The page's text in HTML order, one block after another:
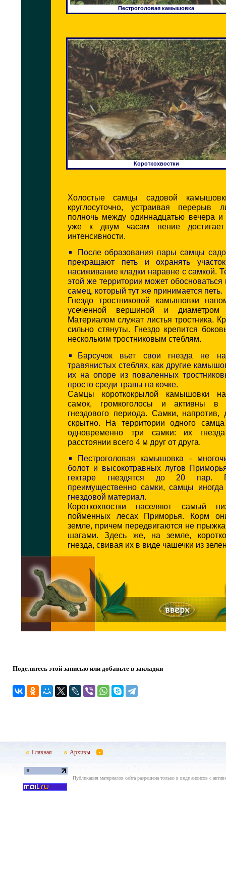
Пестроголовая камышовка
Короткохвостки
Холостые самцы садовой
круглосуточно, устраивая перерыв
полночь между одиннадцатью вечера
уже к двум часам пение достигает
интенсивности.
После образования пары самцы
прекращают петь и охранять
насиживание кладки наравне с самкой.
этой же территории может
самец, который тут же принимается петь.
Гнездо тростниковой камышовки
усеченной вершиной и
Материалом служат листья тростника.
сильно стянуты. Гнездо крепится
нескольким тростниковым стеблям.
Барсучок вьет свои гнезда не на
травянистых стеблях, как другие
их на опоре из поваленных
просто среди травы на кочке.
Самцы короткокрылой камышовки
самок, громкоголосы и активны в
гнездового периода. Самки, напротив,
скрытно. На территории одного
одновременно три самки: их
расстоянии всего 4 м друг от друга.
Пестроголовая камышовка -
болот и высокотравных лугов
гектаре гнездятся до 20 пар.
преимущественно самки, самцы
гнездовой материал.
Короткохвостки населяют самый
пойменных лесах Приморья. Корм
земле, причем передвигаются не
шагами. Здесь же, на земле,
гнезда, свивая их в виде чашечки из
Поделитесь этой записью или добавьте в закладки
Главная Архивы
Публикация материалов сайта разрешена только в виде анонсов с